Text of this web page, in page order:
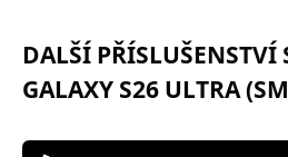
DALŠÍ PŘÍSLUŠENSTVÍ
GALAXY S26 ULTRA